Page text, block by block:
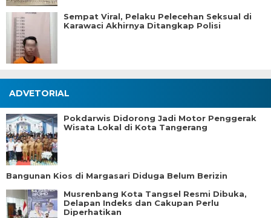
Sempat Viral, Pelaku Pelecehan Seksual di
Karawaci Akhirnya Ditangkap Polisi
ADVETORIAL
Pokdarwis Didorong Jadi Motor Penggerak
Wisata Lokal di Kota Tangerang
Bangunan Kios di Margasari Diduga Belum Berizin
Musrenbang Kota Tangsel Resmi Dibuka,
Delapan Indeks dan Cakupan Perlu
Diperhatikan